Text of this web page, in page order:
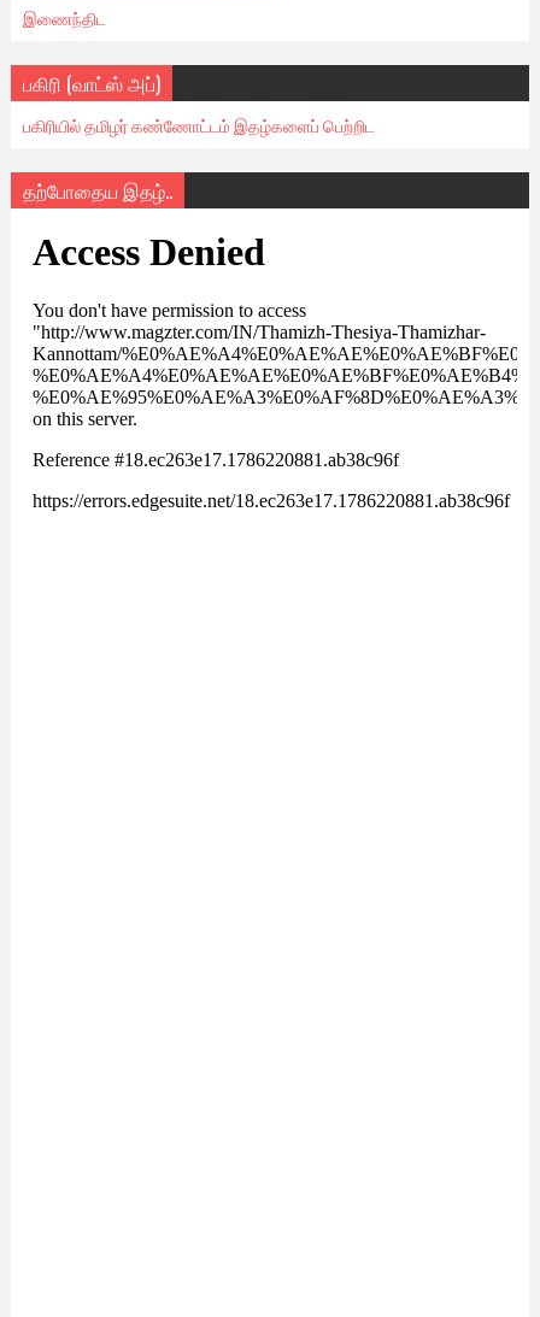
இணைந்திட
பகிரி (வாட்ஸ் அப்)
பகிரியில் தமிழர் கண்ணோட்டம் இதழ்களைப் பெற்றிட
தற்போதைய இதழ்..